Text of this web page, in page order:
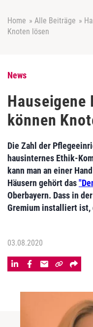
Home » Alle Beiträge »
Knoten lösen
News
können
Die Zahl der
hausinternes Ethik-
kann man an einer
Häusern gehört das
Oberbayern. Dass in
Gremium installiert ist,
03.08.2020